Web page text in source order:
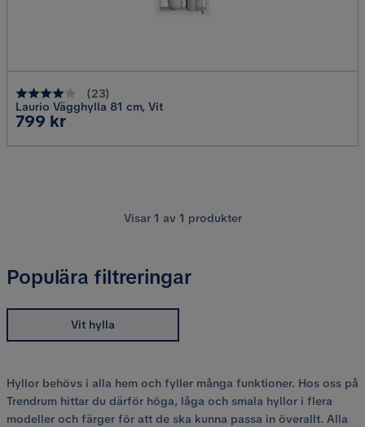
(23)
Laurio Vägghylla 81 cm, Vit
Pris
799 kr
Visar 1 av 1 produkter
Populära filtreringar
Vit hylla
Hyllor behövs i alla hem och fyller många funktioner. Hos oss på
Trendrum hittar du därför höga, låga och smala hyllor i flera
modeller och färger för att de ska kunna passa in överallt. Alla